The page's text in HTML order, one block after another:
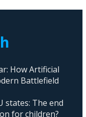
How Artificial
Battlefield
states: The end
for children?